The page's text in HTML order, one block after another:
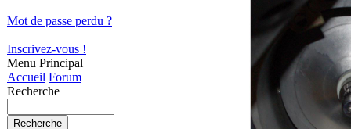
Mot de passe perdu ?
Inscrivez-vous !
Menu Principal
Accueil Forum
Recherche